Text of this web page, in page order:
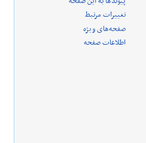
تغییرات مرتبط
صفحه‌های ویژه
اطلاعات صفحه